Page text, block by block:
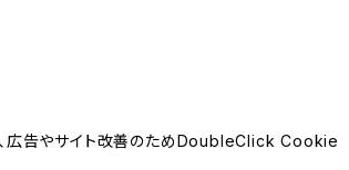
、広告やサイト改善のためDoubleClick Cookie